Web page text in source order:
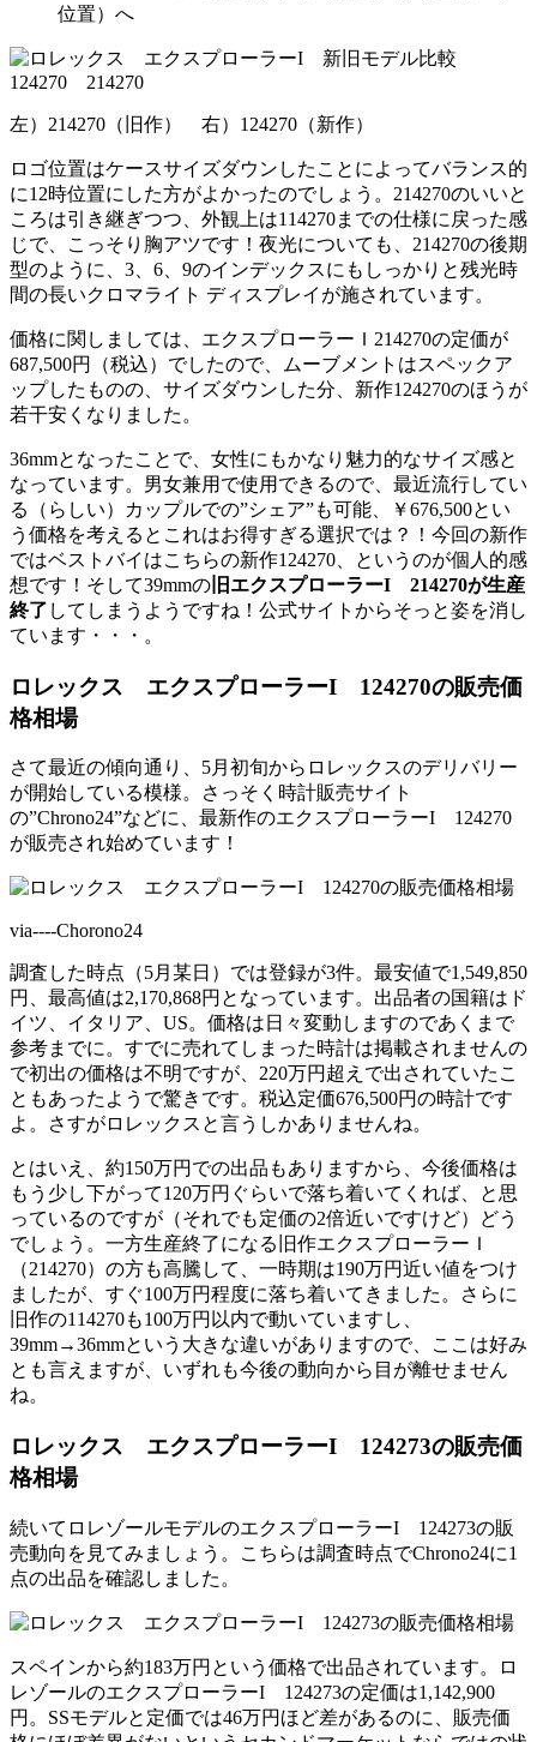
位置）へ
左）214270（旧作） 右）124270（新作）
ロゴ位置はケースサイズダウンしたことによってバランス的
に12時位置にした方がよかったのでしょう。214270のいいと
ころは引き継ぎつつ、外観上は114270までの仕様に戻った感
じで、こっそり胸アツです！夜光についても、214270の後期
型のように、3、6、9のインデックスにもしっかりと残光時
間の長いクロマライト ディスプレイが施されています。
価格に関しましては、エクスプローラーＩ214270の定価が
687,500円（税込）でしたので、ムーブメントはスペックア
ップしたものの、サイズダウンした分、新作124270のほうが
若干安くなりました。
36mmとなったことで、女性にもかなり魅力的なサイズ感と
なっています。男女兼用で使用できるので、最近流行してい
る（らしい）カップルでの”シェア”も可能、￥676,500とい
う価格を考えるとこれはお得すぎる選択では？！今回の新作
ではベストバイはこちらの新作124270、というのが個人的感
想です！そして39mmの 旧エクスプローラーI 214270が生産
終了 してしまうようですね！公式サイトからそっと姿を消し
ています・・・。
ロレックス エクスプローラーI 124270の販売価
格相場
さて最近の傾向通り、5月初旬からロレックスのデリバリー
が開始している模様。さっそく時計販売サイト
の”Chrono24”などに、最新作のエクスプローラーI 124270
が販売され始めています！
via----Chorono24
調査した時点（5月某日）では登録が3件。最安値で1,549,850
円、最高値は2,170,868円となっています。出品者の国籍はド
イツ、イタリア、US。価格は日々変動しますのであくまで
参考までに。すでに売れてしまった時計は掲載されませんの
で初出の価格は不明ですが、220万円超えで出されていたこ
ともあったようで驚きです。税込定価676,500円の時計です
よ。さすがロレックスと言うしかありませんね。
とはいえ、約150万円での出品もありますから、今後価格は
もう少し下がって120万円ぐらいで落ち着いてくれば、と思
っているのですが（それでも定価の2倍近いですけど）どう
でしょう。一方生産終了になる旧作エクスプローラーＩ
（214270）の方も高騰して、一時期は190万円近い値をつけ
ましたが、すぐ100万円程度に落ち着いてきました。さらに
旧作の114270も100万円以内で動いていますし、
39mm→36mmという大きな違いがありますので、ここは好み
とも言えますが、いずれも今後の動向から目が離せません
ね。
ロレックス エクスプローラーI 124273の販売価
格相場
続いてロレゾールモデルのエクスプローラーI 124273の販
売動向を見てみましょう。こちらは調査時点でChrono24に1
点の出品を確認しました。
スペインから約183万円という価格で出品されています。ロ
レゾールのエクスプローラーI 124273の定価は1,142,900
円。SSモデルと定価では46万円ほど差があるのに、販売価